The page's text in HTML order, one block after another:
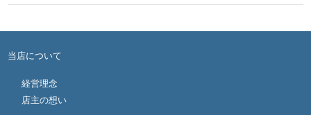
当店について
経営理念
店主の想い